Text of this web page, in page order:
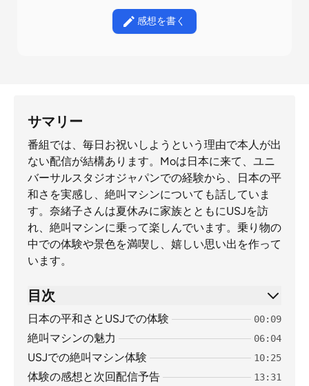
感想を書く
サマリー
番組では、毎日お祝いしようという理由で本人が出
ない配信が結構あります。Moは日本に来て、ユニ
バーサルスタジオジャパンでの経験から、日本の平
和さを実感し、絶叫マシンについても話していま
す。奈緒子さんは夏休みに家族とともにUSJを訪
れ、絶叫マシンに乗って楽しんでいます。乗り物の
中での体験や景色を満喫し、嬉しい思い出を作って
います。
目次
日本の平和さとUSJでの体験 00:09
絶叫マシンの魅力 06:04
USJでの絶叫マシン体験 10:25
体験の感想と次回配信予告 13:31